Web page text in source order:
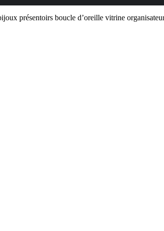
présentoirs boucle d’oreille vitrine